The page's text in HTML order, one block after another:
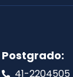
Postgrado:
41-2204505